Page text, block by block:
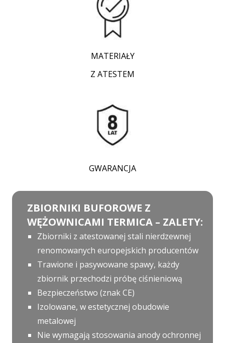
MATERIAŁY
Z ATESTEM
GWARANCJA
ZBIORNIKI BUFOROWE Z
WĘŻOWNICAMI TERMICA – ZALETY:
Zbiorniki z atestowanej stali nierdzewnej
renomowanych europejskich producentów
Trawione i pasywowane spawy, każdy
zbiornik przechodzi próbę ciśnieniową
Bezpieczeństwo (znak CE)
Izolowane, w estetycznej obudowie
metalowej
Nie wymagają stosowania anody ochronnej